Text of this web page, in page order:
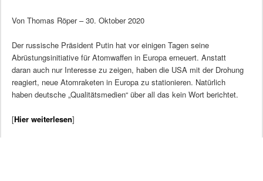
Von Thomas Röper – 30. Oktober 2020
Der russische Präsident Putin hat vor einigen Tagen seine
Abrüstungsinitiative für Atomwaffen in Europa erneuert. Anstatt
daran auch nur Interesse zu zeigen, haben die USA mit der Drohung
reagiert, neue Atomraketen in Europa zu stationieren. Natürlich
haben deutsche „Qualitätsmedien“ über all das kein Wort berichtet.
[Hier weiterlesen]